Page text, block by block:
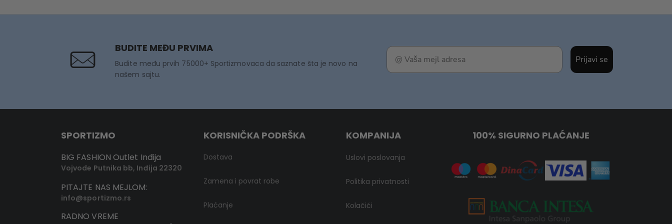
Prijavi se
BUDITE MEĐU PRVIMA
Budite među prvih 75000+ Sportizmovaca da saznate šta je novo na
našem sajtu.
SPORTIZMO
BIG FASHION Outlet Inđija
Vojvode Putnika bb, Inđija 22320
PITAJTE NAS MEJLOM:
info@sportizmo.rs
RADNO VREME
KORISNIČKA PODRŠKA
Dostava
Zamena i povrat robe
Plaćanje
KOMPANIJA
Uslovi poslovanja
Politika privatnosti
Kolačići
100% SIGURNO PLAĆANJE